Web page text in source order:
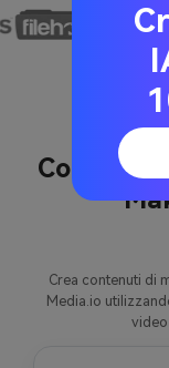
Come
Crea contenuti di
Media.io
video